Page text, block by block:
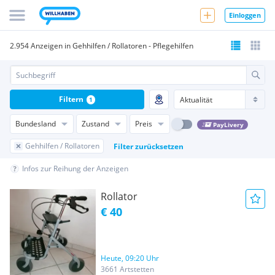
Einloggen
2.954 Anzeigen in Gehhilfen / Rollatoren - Pflegehilfen
Bundesland Zustand Preis PayLivery
Gehhilfen / Rollatoren Filter zurücksetzen
Filtern 1
Infos zur Reihung der Anzeigen
Rollator
€ 40
Heute, 09:20 Uhr
3661 Artstetten